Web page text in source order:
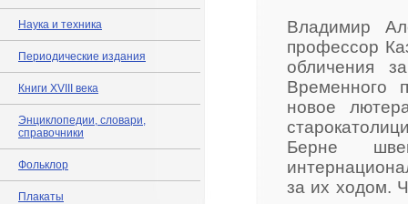
Наука и техника
Периодические издания
Книги XVIII века
Энциклопедии, словари,
справочники
Фольклор
Плакаты
Владимир
профессор
обличения
Временного
новое
Берне
за их ходом.